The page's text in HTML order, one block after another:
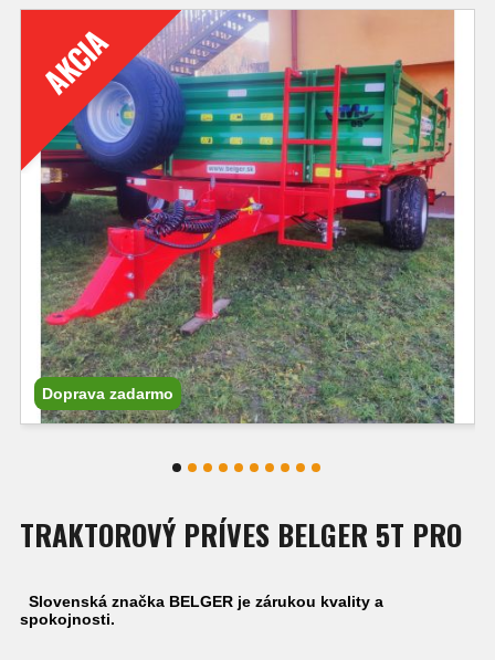
AKCIA
Doprava zadarmo
TRAKTOROVÝ PRÍVES BELGER 5T PRO
Slovenská značka BELGER je zárukou kvality a
spokojnosti.